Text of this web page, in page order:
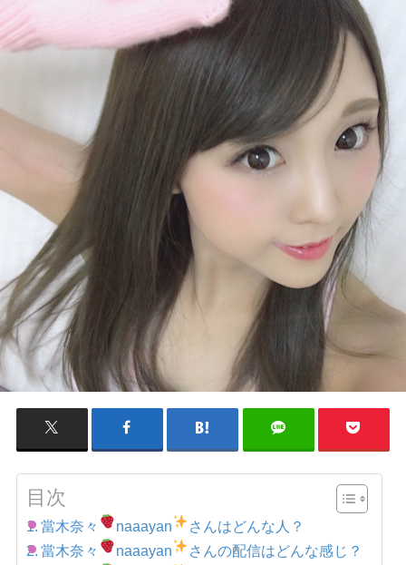
目次
當木奈々 naaayan
さんはどんな人？
當木奈々
naaayan
さんの配信はどんな感じ？